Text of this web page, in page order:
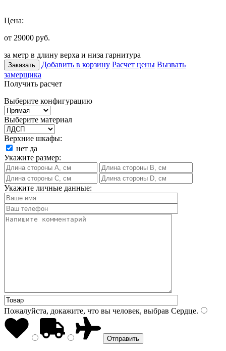
Цена:
от 29000 руб.
за метр в длину верха и низа гарнитура
Заказать Добавить в корзину Расчет цены Вызвать
замерщика
Получить расчет
Выберите конфигурацию
Выберите материал
Верхние шкафы:
нет да
Укажите размер:
Укажите личные данные:
Пожалуйста, докажите, что вы человек, выбрав Сердце.